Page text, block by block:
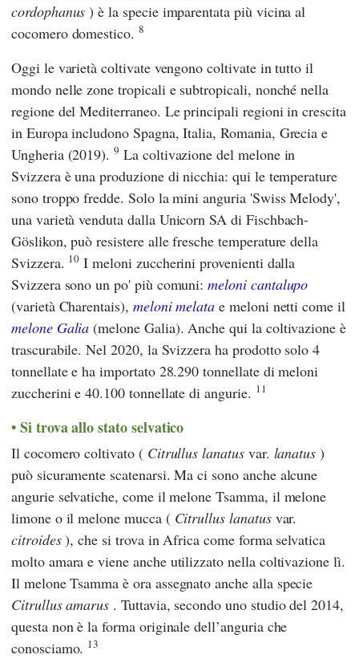
cordophanus ) è la specie imparentata più vicina al
cocomero domestico. 8
Oggi le varietà coltivate vengono coltivate in tutto il
mondo nelle zone tropicali e subtropicali, nonché nella
regione del Mediterraneo. Le principali regioni in crescita
in Europa includono Spagna, Italia, Romania, Grecia e
Ungheria (2019).9 La coltivazione del melone in
Svizzera è una produzione di nicchia: qui le temperature
sono troppo fredde. Solo la mini anguria 'Swiss Melody',
una varietà venduta dalla Unicorn SA di Fischbach-
Göslikon, può resistere alle fresche temperature della
Svizzera. 10 I meloni zuccherini provenienti dalla
Svizzera sono un po' più comuni:meloni cantalupo
(varietà Charentais), meloni melata e meloni netti come il
melone Galia (melone Galia). Anche qui la coltivazione è
trascurabile. Nel 2020, la Svizzera ha prodotto solo 4
tonnellate e ha importato 28.290 tonnellate di meloni
zuccherini e 40.100 tonnellate di angurie. 11
Si trova allo stato selvatico
Il cocomero coltivato ( Citrullus lanatusvar. lanatus )
può sicuramente scatenarsi. Ma ci sono anche alcune
angurie selvatiche, come il melone Tsamma, il melone
limone o il melone mucca ( Citrullus lanatusvar.
citroides), che si trova in Africa come forma selvatica
molto amara e viene anche utilizzato nella coltivazione lì.
Il melone Tsamma è ora assegnato anche alla specie
Citrullus amarus . Tuttavia, secondo uno studio del 2014,
questa non è la forma originale dell’anguria che
conosciamo. 13